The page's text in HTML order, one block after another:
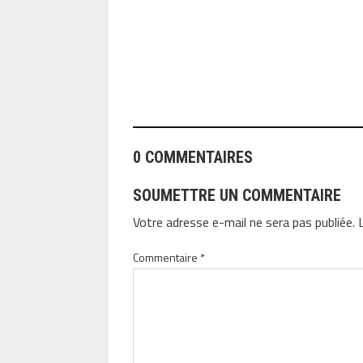
0 COMMENTAIRES
SOUMETTRE UN COMMENTAIRE
Votre adresse e-mail ne sera pas publiée.
Commentaire *